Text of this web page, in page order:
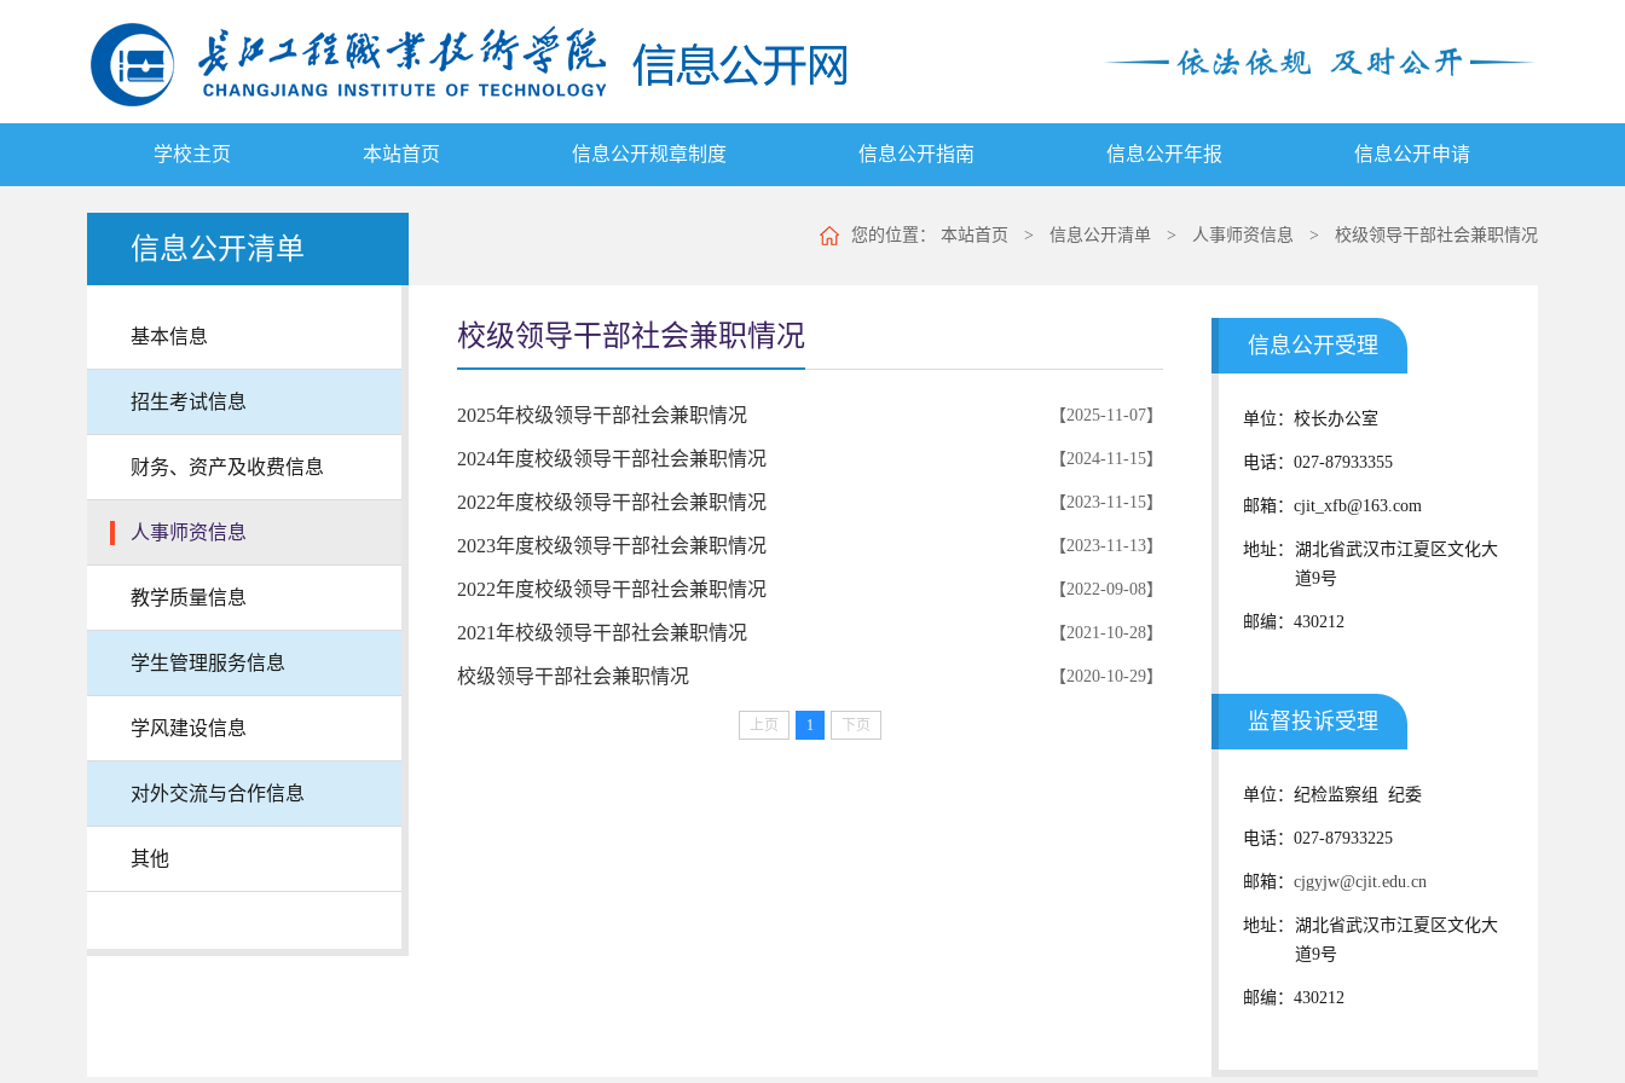
学校主页 本站首页 信息公开规章制度 信息公开指南 信息公开年报 信息公开申请
您的位置： 本站首页 > 信息公开清单 > 人事师资信息 > 校级领导干部社会兼职情况
信息公开清单
校级领导干部社会兼职情况
2025年校级领导干部社会兼职情况 【2025-11-07】
2024年度校级领导干部社会兼职情况 【2024-11-15】
2022年度校级领导干部社会兼职情况 【2023-11-15】
2023年度校级领导干部社会兼职情况 【2023-11-13】
2022年度校级领导干部社会兼职情况 【2022-09-08】
2021年校级领导干部社会兼职情况 【2021-10-28】
校级领导干部社会兼职情况 【2020-10-29】
上页 1 下页
信息公开受理
单位：校长办公室
电话：027-87933355
邮箱：cjit_xfb@163.com
地址： 湖北省武汉市江夏区文化大
道9号
邮编：430212
监督投诉受理
单位：纪检监察组 纪委
电话：027-87933225
邮箱： cjgyjw@cjit.edu.cn
地址： 湖北省武汉市江夏区文化大
道9号
邮编：430212
基本信息
招生考试信息
财务、资产及收费信息
人事师资信息
教学质量信息
学生管理服务信息
学风建设信息
对外交流与合作信息
其他